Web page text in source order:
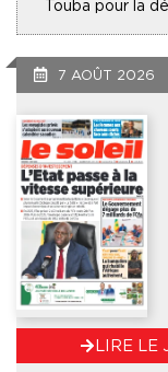
Touba pour la
7 AOÛT 2026
LIRE LE